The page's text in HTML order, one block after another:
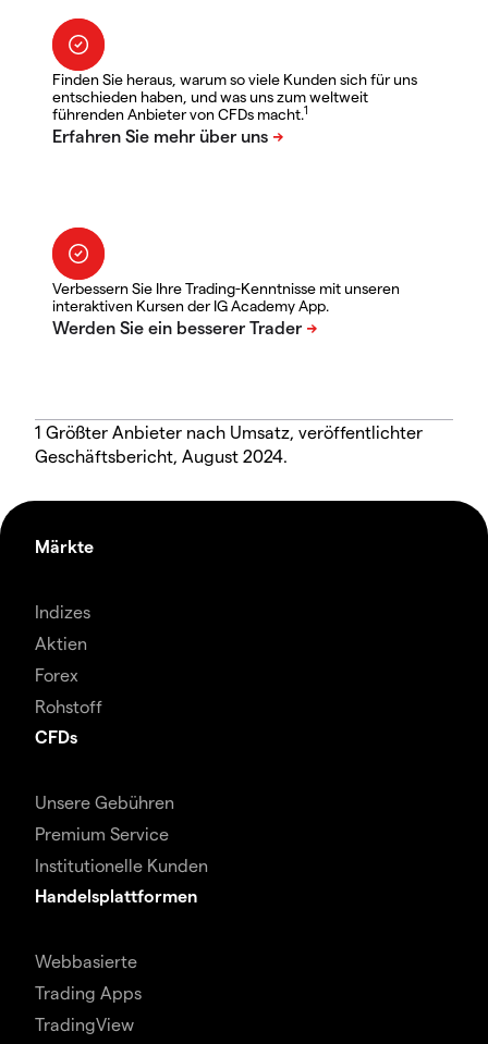
Finden Sie heraus, warum so viele Kunden sich für uns
entschieden haben, und was uns zum weltweit
führenden Anbieter von CFDs macht.1
Verbessern Sie Ihre Trading-Kenntnisse mit unseren
interaktiven Kursen der IG Academy App.
1 Größter Anbieter nach Umsatz, veröffentlichter
Geschäftsbericht, August 2024.
Märkte
Indizes
Aktien
Forex
Rohstoff
CFDs
Unsere Gebühren
Premium Service
Institutionelle Kunden
Handelsplattformen
Webbasierte
Trading Apps
TradingView